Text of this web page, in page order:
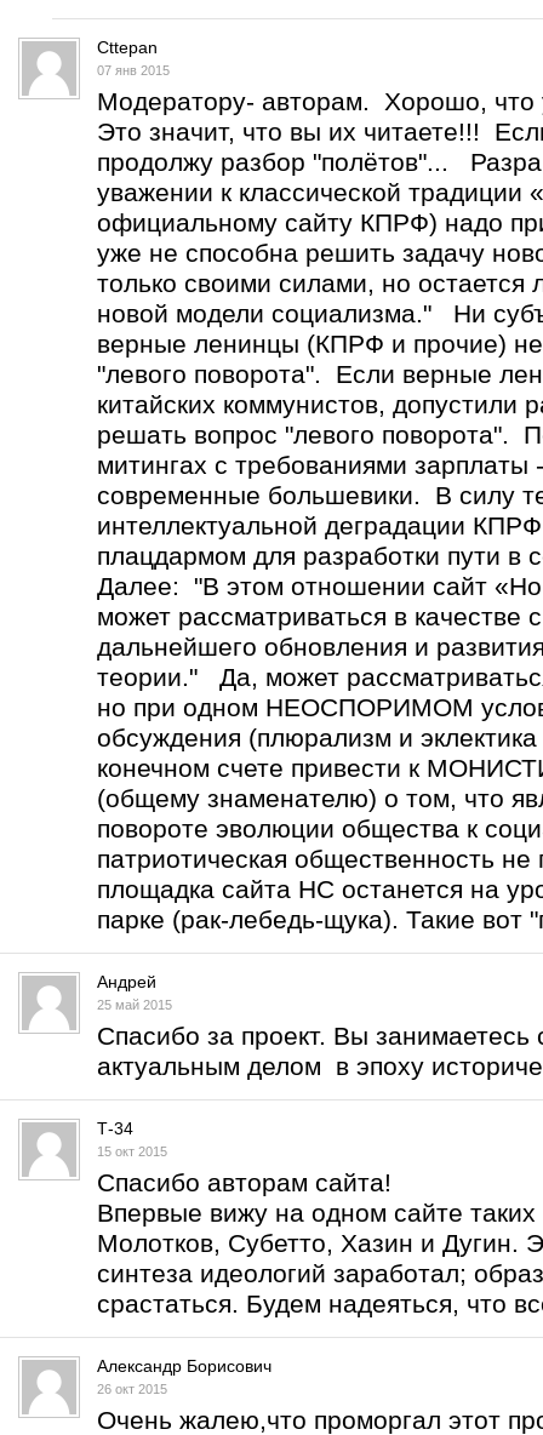
Cttepan
07 янв 2015
Модератору- авторам. Хорошо, что
Это значит, что вы их читаете!!!
продолжу разбор "полётов"...
уважении к классической традиции
официальному сайту КПРФ) надо
уже не способна решить задачу
только своими силами, но
новой модели социализма." Ни
верные ленинцы (КПРФ и прочие)
"левого поворота". Если верные
китайских коммунистов, допустили
решать вопрос "левого поворота".
митингах с требованиями зарплаты
современные большевики. В силу
интеллектуальной деградации
плацдармом для разработки пути в
Далее: "В этом отношении сайт
может рассматриваться в качестве
дальнейшего обновления и
теории." Да, может
но при одном НЕОСПОРИМОМ
обсуждения (плюрализм и
конечном счете привести к
(общему знаменателю) о том, что
повороте эволюции общества к
патриотическая общественность не
площадка сайта НС останется на
парке (рак-лебедь-щука). Такие вот
Андрей
25 май 2015
Спасибо за проект. Вы
актуальным делом в эпоху
Т-34
15 окт 2015
Спасибо авторам сайта!
Впервые вижу на одном сайте
Молотков, Субетто, Хазин и Дугин.
синтеза идеологий заработал;
срастаться. Будем надеяться, что
Александр Борисович
26 окт 2015
Очень жалею,что проморгал этот